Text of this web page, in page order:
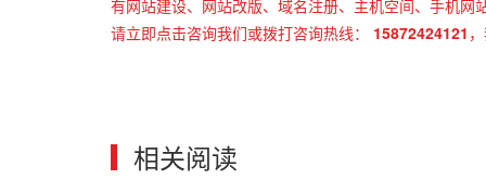
有网站建设、网站改版、域名注册、主机空间、手机网
请立即点击咨询我们或拨打咨询热线：
15872424121
相关阅读